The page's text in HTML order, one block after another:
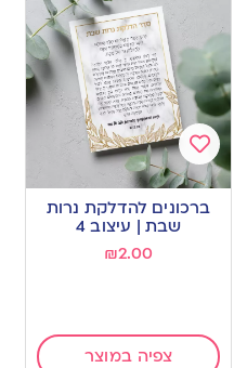
Add
to
wishlist
ברכונים להדלקת נרות
שבת | עיצוב 4
₪2.00
צפיה במוצר